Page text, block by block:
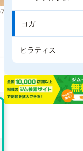
ヨガ
ピラティス